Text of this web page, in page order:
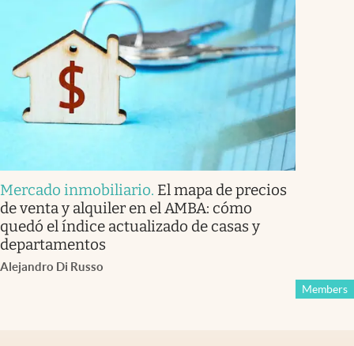
Mercado inmobiliario. El mapa de precios
de venta y alquiler en el AMBA: cómo
quedó el índice actualizado de casas y
departamentos
Alejandro Di Russo
Members